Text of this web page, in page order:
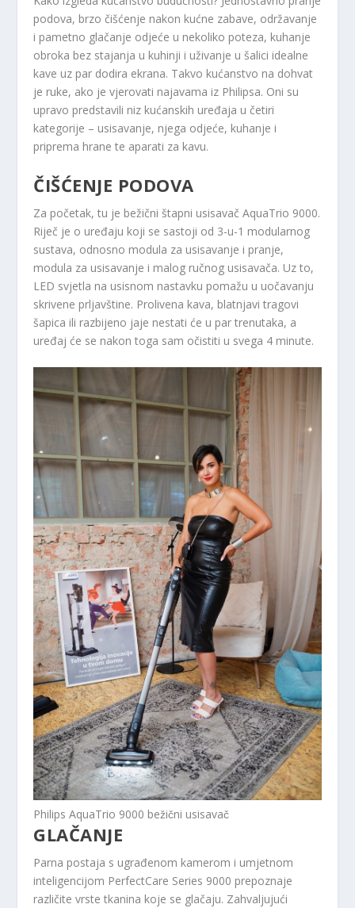
podova, brzo čišćenje nakon kućne zabave, održavanje
i pametno glačanje odjeće u nekoliko poteza, kuhanje
obroka bez stajanja u kuhinji i uživanje u šalici idealne
kave uz par dodira ekrana. Takvo kućanstvo na dohvat
je ruke, ako je vjerovati najavama iz Philipsa. Oni su
upravo predstavili niz kućanskih uređaja u četiri
kategorije – usisavanje, njega odjeće, kuhanje i
priprema hrane te aparati za kavu.
ČIŠĆENJE PODOVA
Za početak, tu je bežični štapni usisavač AquaTrio 9000.
Riječ je o uređaju koji se sastoji od 3-u-1 modularnog
sustava, odnosno modula za usisavanje i pranje,
modula za usisavanje i malog ručnog usisavača. Uz to,
LED svjetla na usisnom nastavku pomažu u uočavanju
skrivene prljavštine. Prolivena kava, blatnjavi tragovi
šapica ili razbijeno jaje nestati će u par trenutaka, a
uređaj će se nakon toga sam očistiti u svega 4 minute.
Philips AquaTrio 9000 bežični usisavač
GLAČANJE
Parna postaja s ugrađenom kamerom i umjetnom
inteligencijom PerfectCare Series 9000 prepoznaje
različite vrste tkanina koje se glačaju. Zahvaljujući